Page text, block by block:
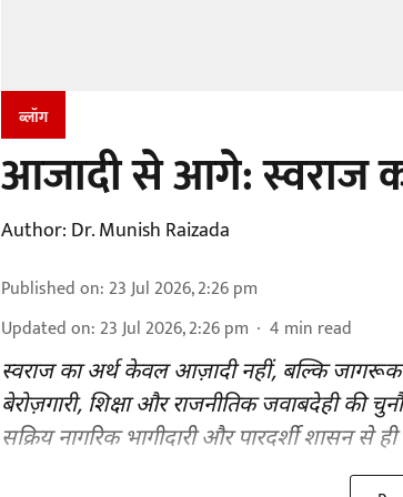
ब्लॉग
आजादी से आगे: स्वराज
Author: Dr. Munish Raizada
Published on: 23 Jul 2026, 2:26 pm
Updated on: 23 Jul 2026, 2:26 pm 4 min read
स्वराज का अर्थ केवल आज़ादी नहीं, बल्कि
बेरोज़गारी, शिक्षा और राजनीतिक जवाबदेही की
सक्रिय नागरिक भागीदारी और पारदर्शी शासन से